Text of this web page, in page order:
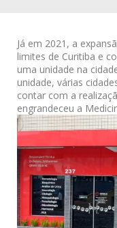
Já em 2021, a
limites de Curitiba e
uma unidade na
unidade, várias
contar com a
engrandeceu a